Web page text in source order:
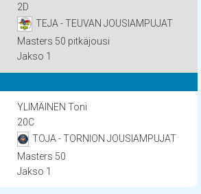
2D
TEJA - TEUVAN JOUSIAMPUJAT
Masters 50 pitkäjousi
Jakso 1
YLIMÄINEN Toni
20C
TOJA - TORNION JOUSIAMPUJAT
Masters 50
Jakso 1